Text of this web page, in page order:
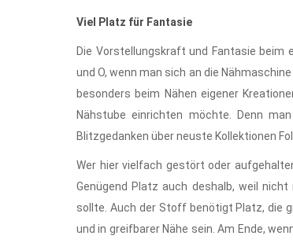
Viel Platz für Fantasie
Die Vorstellungskraft und Fantasie beim
und O, wenn man sich an die
besonders beim Nähen eigener
Nähstube einrichten möchte. Denn
Blitzgedanken über neuste Kollektionen
Wer hier vielfach gestört oder
Genügend Platz auch deshalb, weil
sollte. Auch der Stoff benötigt Platz, die
und in greifbarer Nähe sein. Am Ende,